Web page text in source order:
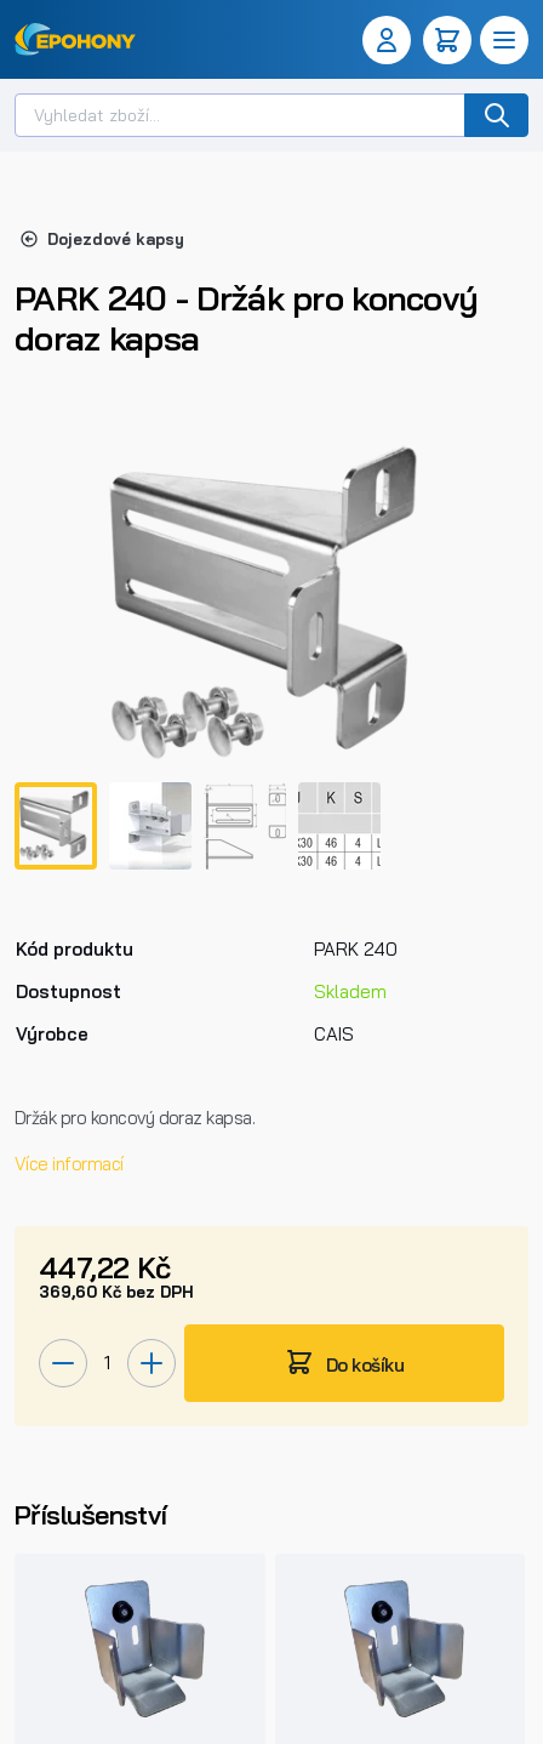
Dojezdové kapsy
PARK 240 - Držák pro koncový
doraz kapsa
Kód produktu
PARK 240
Dostupnost
Skladem
Výrobce
CAIS
Držák pro koncový doraz kapsa.
Více informací
447,22 Kč
369,60 Kč bez DPH
Do košíku
Příslušenství